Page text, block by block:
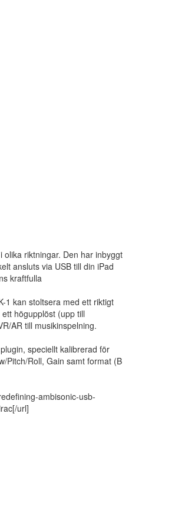
riktningar. Den har inbyggt
ansluts via USB till din iPad
kraftfulla
1 kan stoltsera med ett riktigt
högupplöst (upp till
AR till musikinspelning.
speciellt kalibrerad för
Pitch/Roll, Gain samt format (B
ambisonic-usb-
url]